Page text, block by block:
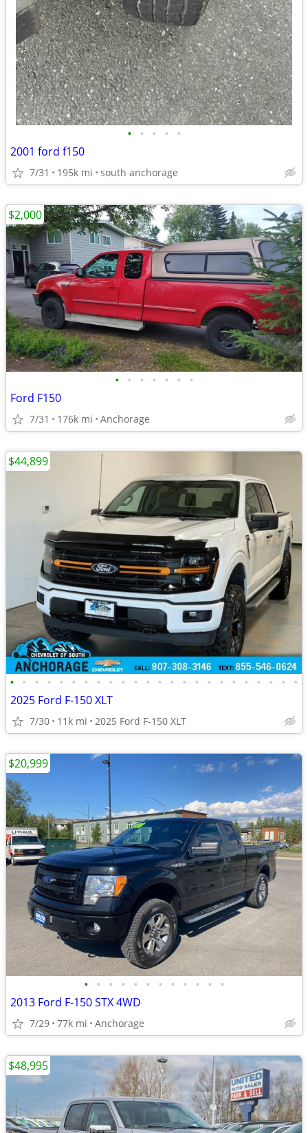
• • • • •
2001 ford f150
7/31 195k mi south anchorage
• • • • • • •
Ford F150
7/31 176k mi Anchorage
$2,000
• • • • • • • • • • • • • • • • • • • • • • • •
2025 Ford F-150 XLT
7/30 11k mi 2025 Ford F-150 XLT
$44,899
• • • • • • • • • • • •
2013 Ford F-150 STX 4WD
7/29 77k mi Anchorage
$20,999
$48,995